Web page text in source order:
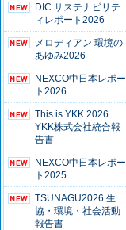
DIC サステナビリテ
ィレポート2026
メロディアン 環境の
あゆみ2026
NEXCO中日本レポー
ト2026
This is YKK 2026
YKK株式会社統合報
告書
NEXCO中日本レポー
ト2025
TSUNAGU2026 生
協・環境・社会活動
報告書